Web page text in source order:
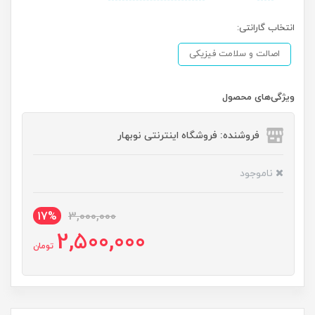
انتخاب گارانتی:
اصالت و سلامت فیزیکی
ویژگی‌های محصول
فروشنده: فروشگاه اینترنتی نوبهار
ناموجود
3,000,000
17%
2,500,000 تومان